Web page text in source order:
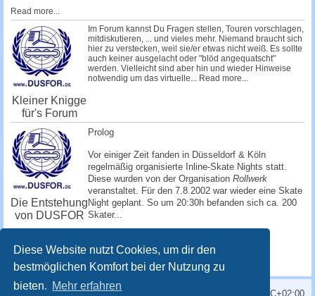
Diese Website nutzt Cookies, um dir den
bestmöglichen Komfort bei der Nutzung zu
bieten. Mehr erfahren
Read more...
Kleiner Knigge
für's Forum
Im Forum kannst Du Fragen stellen, Touren vorschlagen,
mitdiskutieren, ... und vieles mehr. Niemand braucht sich
hier zu verstecken, weil sie/er etwas nicht weiß. Es sollte
auch keiner ausgelacht oder "blöd angequatscht"
werden. Vielleicht sind aber hin und wieder Hinweise
notwendig um das virtuelle... Read more...
Die Entstehung
von DUSFOR
Prolog
Vor einiger Zeit fanden in Düsseldorf & Köln
regelmäßig organisierte Inline-Skate Nights statt.
Diese wurden von der Organisation Rollwerk
veranstaltet. Für den 7.8.2002 war wieder eine Skate
Night geplant. So um 20:30h befanden sich ca. 200
Skater...
UTC+02:00